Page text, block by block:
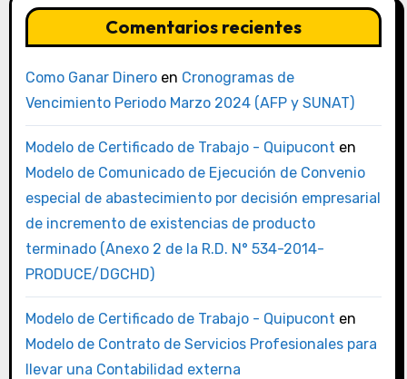
Comentarios recientes
Como Ganar Dineroen Cronogramas de
Vencimiento Periodo Marzo 2024 (AFP y SUNAT)
Modelo de Certificado de Trabajo - Quipucont en
Modelo de Comunicado de Ejecución de Convenio
especial de abastecimiento por decisión empresarial
de incremento de existencias de producto
terminado (Anexo 2 de la R.D. N° 534-2014-
PRODUCE/DGCHD)
Modelo de Certificado de Trabajo - Quipucont en
Modelo de Contrato de Servicios Profesionales para
llevar una Contabilidad externa